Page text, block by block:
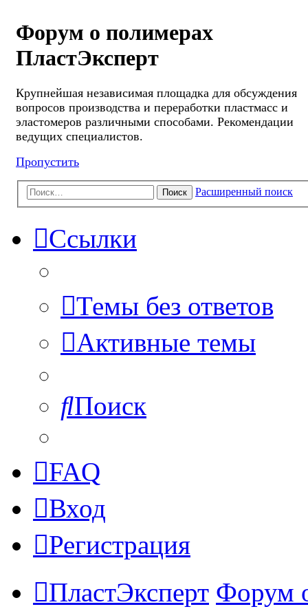
Форум о полимерах
ПластЭксперт
Крупнейшая независимая площадка для обсуждения
вопросов производства и переработки пластмасс и
эластомеров различными способами. Рекомендации
ведущих специалистов.
Пропустить
Поиск Расширенный поиск
Ссылки
Темы без ответов
Активные темы
Поиск
FAQ
Вход
Регистрация
ПластЭксперт Форум